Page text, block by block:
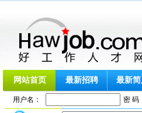
网站首页 最新招聘 最新
用户名： 密 码